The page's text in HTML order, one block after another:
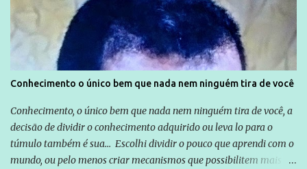
exterior, e não para promover determinadas empresas ou
empresários" Assina a nota o advogado Cristiano Zanin Martins
Conhecimento o único bem que nada nem ninguém tira de você
Conhecimento, o único bem que nada nem ninguém tira de você, a
decisão de dividir o conhecimento adquirido ou leva lo para o
túmulo também é sua... Escolhi dividir o pouco que aprendi com o
mundo, ou pelo menos criar mecanismos que possibilitem mais e